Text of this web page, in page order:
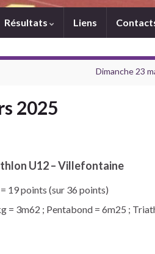
Résultats Liens
Dimanche 23
2025
U12 – Villefontaine
19 points (sur 36 points)
= 3m62 ; Pentabond = 6m25 ;